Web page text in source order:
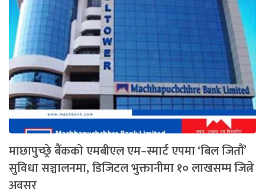
माछापुच्छ्रे बैंकको एमबीएल एम–स्मार्ट एपमा ‘बिल जितौं’
सुविधा सञ्चालनमा, डिजिटल भुक्तानीमा १० लाखसम्म जित्ने
अवसर